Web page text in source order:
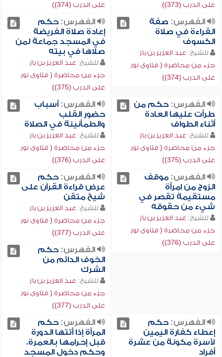
على الدرب (373))
على الدرب (374))
الفهرس: صفة
القراءة في صلاة
الكسوف
للشيخ: عبد العزيز بن باز
جزء من محاضرة ( فتاوى نور
على الدرب (374))
الفهرس:حكم
إعادة صلاة الفريضة
في المسجد جماعة لمن
صلاها في بيته
للشيخ: عبد العزيز بن باز
جزء من محاضرة ( فتاوى نور
على الدرب (375))
الفهرس:حكم من
طرأت عليها العادة
أثناء الطواف
للشيخ: عبد العزيز بن باز
جزء من محاضرة ( فتاوى نور
على الدرب (375))
الفهرس:أسباب
حضور القلب
والطمأنينة في الصلاة
للشيخ: عبد العزيز بن باز
جزء من محاضرة ( فتاوى نور
على الدرب (376))
الفهرس:موقف
الزوج من امرأة
مستقيمة تقصر في
شيء من حقوقه
للشيخ: عبد العزيز بن باز
جزء من محاضرة ( فتاوى نور
على الدرب (376))
الفهرس:حكم
عرض قراءة القرآن على
شيخ متقن
للشيخ: عبد العزيز بن باز
جزء من محاضرة ( فتاوى نور
على الدرب (377))
الفهرس:حكم
الخوف الدائم من
الشرك
للشيخ: عبد العزيز بن باز
جزء من محاضرة ( فتاوى نور
على الدرب (377))
الفهرس:حكم
إعطاء كفارة اليمين
لأسرة مكونة من عشرة
أفراد
الفهرس:حكم
المرأة إذا أتتها الدورة
قبل إحرامها بالعمرة،
وحكم دخول المسجد